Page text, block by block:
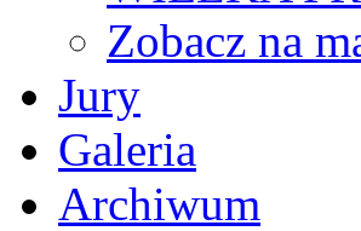
Zobacz na
Jury
Galeria
Archiwum